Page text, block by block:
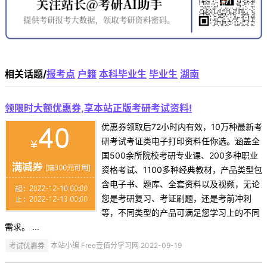
相关话题/报考点 户籍 本科毕业生 毕业生 湖南
领限时大额优惠券,享本站正版考研考试资料!
优惠券领取后72小时内有效，10万种最新考
研考试考证类电子打印资料任你选。涵盖全
国500余所院校考研专业课、200多种职业
资格考试、1100多种经典教材，产品类型包
含电子书、题库、全套资料以及视频，无论
您是考研复习、考证刷题，还是考前冲刺
等，不同类型的产品可满足您学习上的不同
需求。 ...
考试优惠券 本站小编 Free壹佰分学习网 2022-09-19